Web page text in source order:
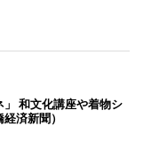
和文化講座や着物シ
済新聞）